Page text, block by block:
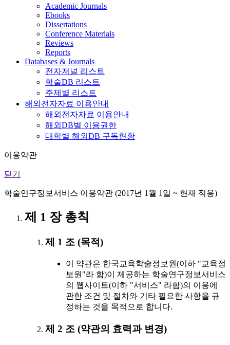
Academic Journals
Ebooks
Dissertations
Conference Materials
Reviews
Reports
Databases & Journals
전자저널 리스트
학술DB 리스트
주제별 리스트
해외전자자료 이용안내
해외전자자료 이용안내
해외DB별 이용권한
대학별 해외DB 구독현황
이용약관
닫기
학술연구정보서비스 이용약관 (2017년 1월 1일 ~ 현재 적용)
제 1 장 총칙
제 1 조 (목적)
이 약관은 한국교육학술정보원(이하 "교육정
보원"라 함)이 제공하는 학술연구정보서비스
의 웹사이트(이하 "서비스" 라함)의 이용에
관한 조건 및 절차와 기타 필요한 사항을 규
정하는 것을 목적으로 합니다.
제 2 조 (약관의 효력과 변경)